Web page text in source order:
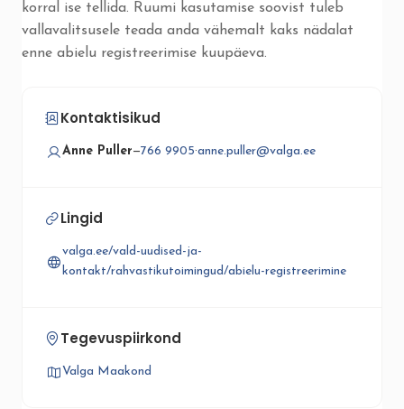
korral ise tellida. Ruumi kasutamise soovist tuleb
vallavalitsusele teada anda vähemalt kaks nädalat
enne abielu registreerimise kuupäeva.
Kontaktisikud
Anne Puller—766 9905·anne.puller@valga.ee
Lingid
valga.ee/vald-uudised-ja-
kontakt/rahvastikutoimingud/abielu-registreerimine
Tegevuspiirkond
Valga Maakond